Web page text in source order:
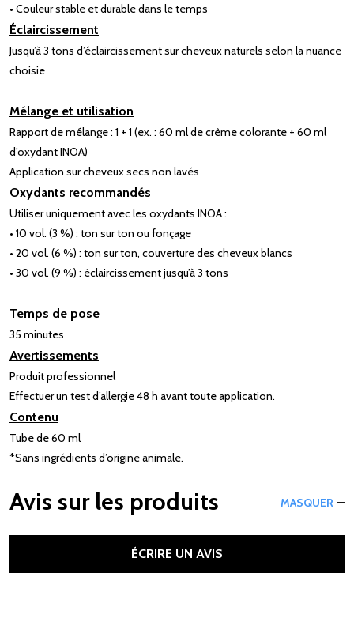
• Couleur stable et durable dans le temps
Éclaircissement
Jusqu’à 3 tons d’éclaircissement sur cheveux naturels selon la nuance
choisie
Mélange et utilisation
Rapport de mélange : 1 + 1 (ex. : 60 ml de crème colorante + 60 ml
d’oxydant INOA)
Application sur cheveux secs non lavés
Oxydants recommandés
Utiliser uniquement avec les oxydants INOA :
• 10 vol. (3 %) : ton sur ton ou fonçage
• 20 vol. (6 %) : ton sur ton, couverture des cheveux blancs
• 30 vol. (9 %) : éclaircissement jusqu’à 3 tons
Temps de pose
35 minutes
Avertissements
Produit professionnel
Effectuer un test d’allergie 48 h avant toute application.
Contenu
Tube de 60 ml
*Sans ingrédients d’origine animale.
Avis sur les produits MASQUER
ÉCRIRE UN AVIS